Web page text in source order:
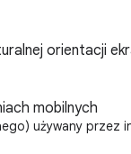
orientacji
używany przez